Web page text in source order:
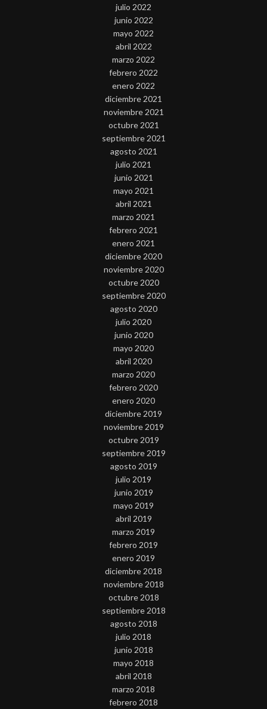
julio 2022
junio 2022
mayo 2022
abril 2022
marzo 2022
febrero 2022
enero 2022
diciembre 2021
noviembre 2021
octubre 2021
septiembre 2021
agosto 2021
julio 2021
junio 2021
mayo 2021
abril 2021
marzo 2021
febrero 2021
enero 2021
diciembre 2020
noviembre 2020
octubre 2020
septiembre 2020
agosto 2020
julio 2020
junio 2020
mayo 2020
abril 2020
marzo 2020
febrero 2020
enero 2020
diciembre 2019
noviembre 2019
octubre 2019
septiembre 2019
agosto 2019
julio 2019
junio 2019
mayo 2019
abril 2019
marzo 2019
febrero 2019
enero 2019
diciembre 2018
noviembre 2018
octubre 2018
septiembre 2018
agosto 2018
julio 2018
junio 2018
mayo 2018
abril 2018
marzo 2018
febrero 2018